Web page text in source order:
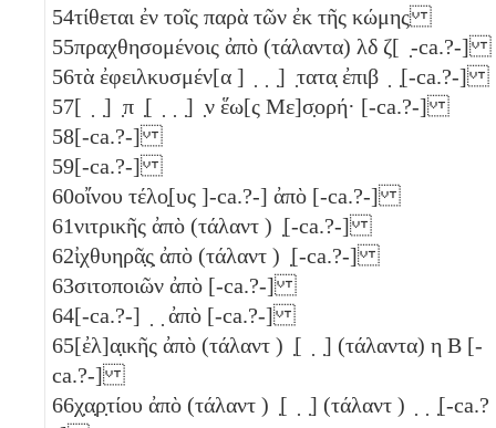
54τίθεται ἐν τοῖς παρὰ τῶν ἐκ τῆς κώμης
55πραχθησομένοις ἀπὸ (τάλαντα) λδ ζ[ ̣-ca.?-]
56τὰ ἐφειλκυσμέν[α ] ̣ ̣ ̣] ̣τατα̣ ἐπιβ ̣ ̣[-ca.?-]
57[ ̣ ̣] ̣π ̣[ ̣ ̣ ̣] ̣ν ἕω[ς Με]σ̣ορή· [-ca.?-]
58[-ca.?-]
59[-ca.?-]
60οἴνου τέλο̣[υς ]-ca.?-] ἀπὸ [-ca.?-]
61νιτρικῆς ἀπὸ (τάλαντ ) ̣[-ca.?-]
62ἰχθυηρᾶ̣ς̣ ἀπὸ (τάλαντ ) ̣[-ca.?-]
63σιτοποιῶν ἀπὸ [-ca.?-]
64[-ca.?-] ̣ ̣ ἀπὸ [-ca.?-]
65[ἐλ]α̣ικῆς ἀπὸ (τάλαντ ) ̣[ ̣ ̣] (τάλαντα) η Β [-
ca.?-]
66χ̣α̣ρ̣τίου ἀπὸ (τάλαντ ) ̣[ ̣ ̣] (τάλαντ ) ̣ ̣ ̣[-ca.?